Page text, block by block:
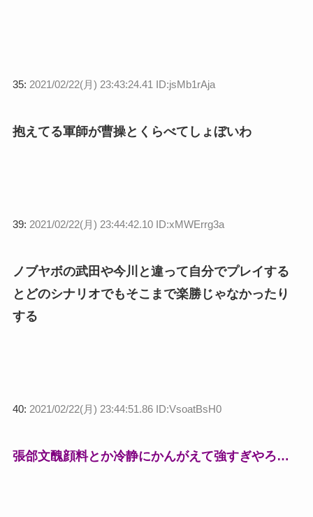
35: 2021/02/22(月) 23:43:24.41 ID:jsMb1rAja
抱えてる軍師が曹操とくらべてしょぼいわ
39: 2021/02/22(月) 23:44:42.10 ID:xMWErrg3a
ノブヤボの武田や今川と違って自分でプレイする
とどのシナリオでもそこまで楽勝じゃなかったり
する
40: 2021/02/22(月) 23:44:51.86 ID:VsoatBsH0
張郃文醜顔料とか冷静にかんがえて強すぎやろ…